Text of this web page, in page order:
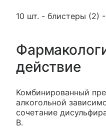
10 шт. - блистеры (2)
действие
Комбинированный
алкогольной
сочетание
B.